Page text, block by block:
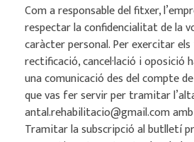
Com a responsable del fitxer,
respectar la confidencialitat de la
caràcter personal. Per exercitar els
rectificació, cancel·lació i oposició
una comunicació des del compte
que vas fer servir per tramitar
antal.rehabilitacio@gmail.com amb
Tramitar la subscripció al butlletí